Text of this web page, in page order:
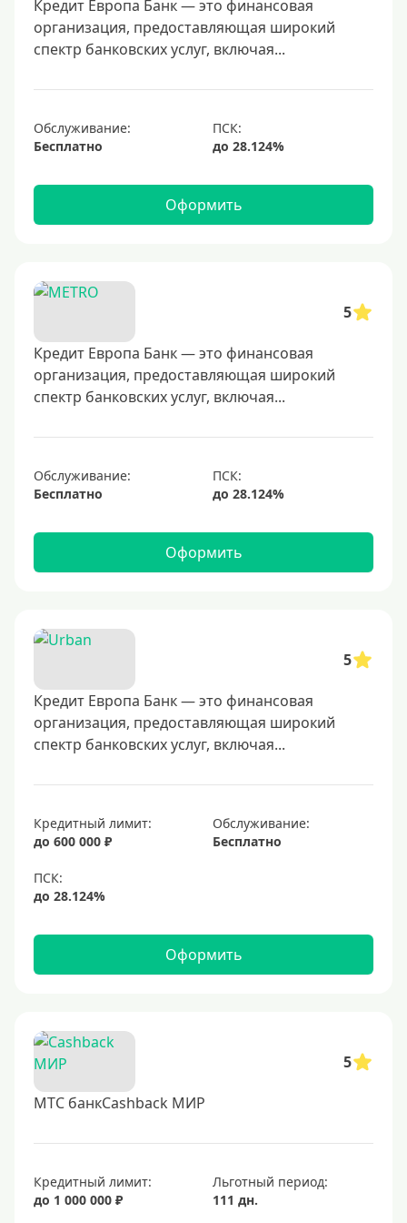
50000 руб
60000 руб
70000 руб
100000 руб
350000 руб
500000 руб
600000 руб
700000 руб
1000000 руб
С небольшим лимитом
С большим лимитом
Тип карты
Visa
UnionPay
Мир
Platinum
Золотые
Черные
Виртуальные
С бонусами
С кэшбэком на АЗС
С милями
Цель
Для игр
Для покупок
Для путешествий
Кредит Европа Банк — это финансовая
организация, предоставляющая широкий
спектр банковских услуг, включая...
Обслуживание:
Бесплатно
Оформить
5
Кредит Европа Банк — это финансовая
организация, предоставляющая широкий
спектр банковских услуг, включая...
Обслуживание:
Бесплатно
Оформить
5
Кредит Европа Банк — это финансовая
организация, предоставляющая широкий
спектр банковских услуг, включая...
Кредитный лимит:
до 600 000 ₽
Обслуживание:
Бесплатно
Оформить
5
МТС банкCashback МИР
Кредитный лимит:
до 1 000 000 ₽
Льготный период:
111 дн.